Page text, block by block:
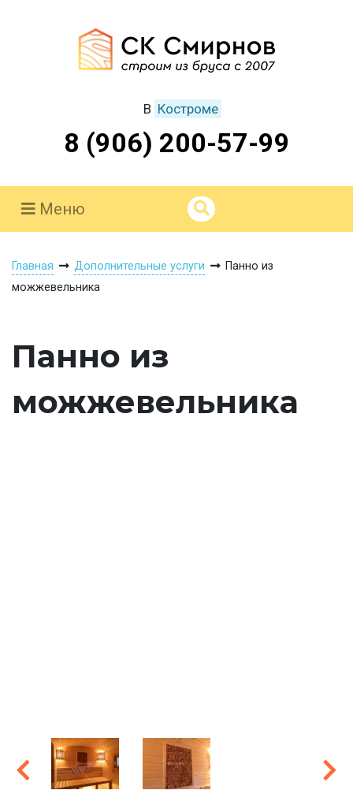
В Костроме
8 (906) 200-57-99
Меню
Главная Дополнительные услуги
Панно из
можжевельника
Панно из
можжевельника